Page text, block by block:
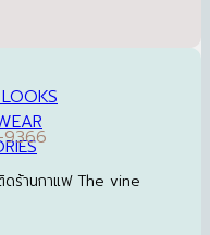
ดร้านกาแฟ The vine